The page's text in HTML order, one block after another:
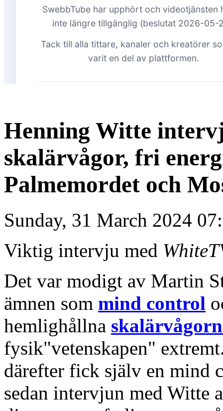
Henning Witte
skalärvågor, fri
Palmemordet och
Sunday, 31 March 2024
Viktig intervju med
Det var modigt av Martin
ämnen som mind control
hemlighållna
fysik"vetenskapen"
därefter fick själv en mind
sedan intervjun med Witte